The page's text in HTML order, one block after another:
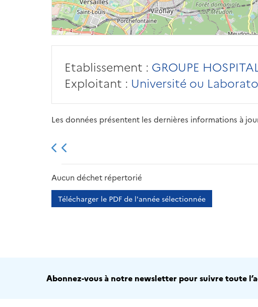
Etablissement : GROUPE
Exploitant : Université ou
Les données présentent les dernières informations à
2013 2014
Aucun déchet répertorié
Télécharger le PDF de l'année sélectionnée
Abonnez-vous à notre newsletter pour suivre toute